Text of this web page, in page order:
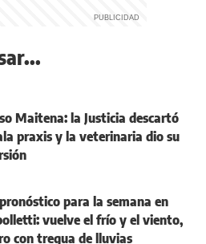
Maitena: la Justicia descartó
praxis y la veterinaria dio su
para la semana en
vuelve el frío y el viento,
con tregua de lluvias